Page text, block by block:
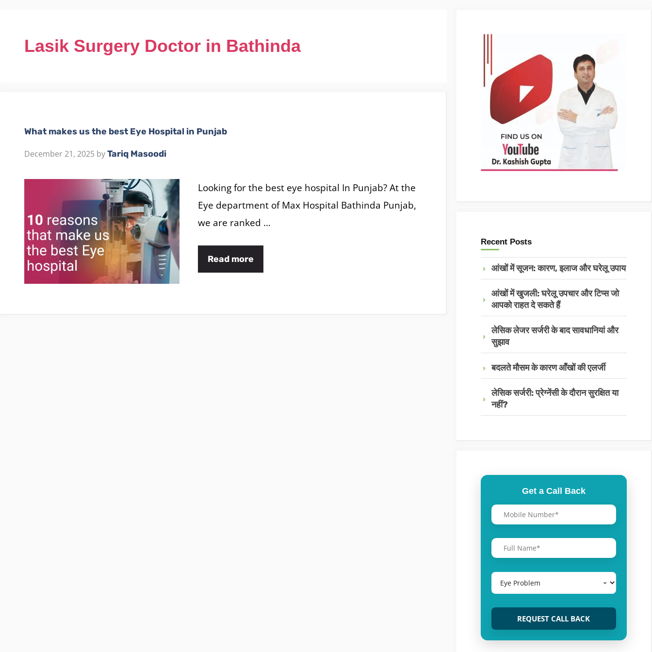
Lasik Surgery Doctor in Bathinda
What makes us the best Eye Hospital in Punjab
December 21, 2025 byTariq Masoodi
Looking for the best eye hospital In Punjab? At the
Eye department of Max Hospital Bathinda Punjab,
we are ranked …
Read more
Recent Posts
आंखों में सूजन: कारण, इलाज और घरेलू उपाय
आंखों में खुजली: घरेलू उपचार और टिप्स जो
आपको राहत दे सकते हैं
लेसिक लेजर सर्जरी के बाद सावधानियां और
सुझाव
बदलते मौसम के कारण आँखों की एलर्जी
लेसिक सर्जरी: प्रेग्नेंसी के दौरान सुरक्षित या
नहीं?
Get a Call Back